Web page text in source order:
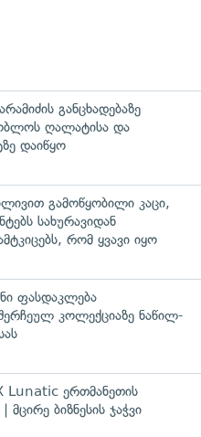
განცხადებაზე
ღალატისა და
დაიწყო
გამოწყობილი კაცი,
სახურავიდან
რომ ყვავი იყო
ფასდაკლება
კოლექციაზე ნაწილ-
ერთმანეთის
მცირე ბიზნესის ჯაჭვი